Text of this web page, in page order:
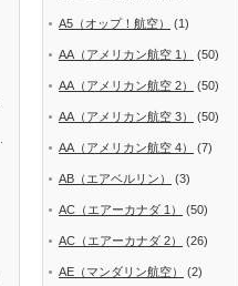
A5（オップ！航空） (1)
AA（アメリカン航空 1） (50)
AA（アメリカン航空 2） (50)
AA（アメリカン航空 3） (50)
AA（アメリカン航空 4） (7)
AB（エアベルリン） (3)
AC（エアーカナダ 1） (50)
AC（エアーカナダ 2） (26)
AE（マンダリン航空） (2)